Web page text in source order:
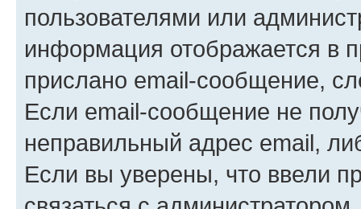
пользователями или
информация отображается в
прислано email-сообщение,
Если email-сообщение не
неправильный адрес email,
Если вы уверены, что ввели